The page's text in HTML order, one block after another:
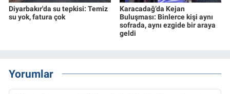
Diyarbakır'da su tepkisi: Temiz
su yok, fatura çok
Karacadağ’da Kejan
Buluşması: Binlerce kişi aynı
sofrada, aynı ezgide bir araya
geldi
Yorumlar